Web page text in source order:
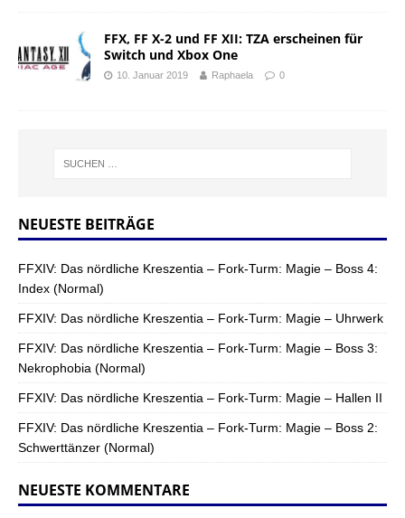
FFX, FF X-2 und FF XII: TZA erscheinen für
Switch und Xbox One
10. Januar 2019 Raphaela 0
NEUESTE BEITRÄGE
FFXIV: Das nördliche Kreszentia – Fork-Turm: Magie – Boss 4:
Index (Normal)
FFXIV: Das nördliche Kreszentia – Fork-Turm: Magie – Uhrwerk
FFXIV: Das nördliche Kreszentia – Fork-Turm: Magie – Boss 3:
Nekrophobia (Normal)
FFXIV: Das nördliche Kreszentia – Fork-Turm: Magie – Hallen II
FFXIV: Das nördliche Kreszentia – Fork-Turm: Magie – Boss 2:
Schwerttänzer (Normal)
NEUESTE KOMMENTARE